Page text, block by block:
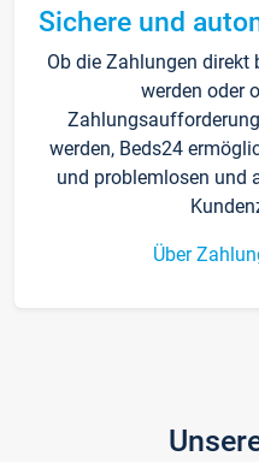
Sichere und
Ob die Zahlungen direkt
werden oder
werden, Beds24
und problemlosen und
Über